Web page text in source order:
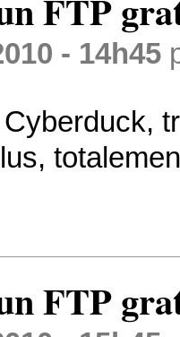
FTP
- 14h45
FTP